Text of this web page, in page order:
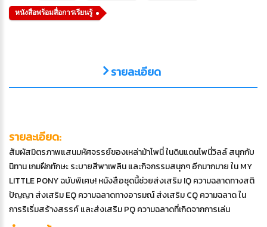
หนังสือพร้อมสื่อการเรียนรู้
รายละเอียด
รายละเอียด:
สัมผัสมิตรภาพแสนมหัศจรรย์ของเหล่าม้าโพนี่ ในดินแดนโพนี่วิลล์ สนุกกับ
นิทาน เกมฝึกทักษะ ระบายสีพาเพลิน และกิจกรรมสนุกๆ อีกมากมาย ใน MY
LITTLE PONY ฉบับพิเศษ! หนังสือชุดนี้ช่วยส่งเสริม IQ ความฉลาดทางสติ
ปัญญา ส่งเสริม EQ ความฉลาดทางอารมณ์ ส่งเสริม CQ ความฉลาด ใน
การริเริ่มสร้างสรรค์ และส่งเสริม PQ ความฉลาดที่เกิดจากการเล่น